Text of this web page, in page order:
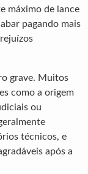
máximo de lance
pagando mais
grave. Muitos
como a origem
ou
técnicos, e
após a